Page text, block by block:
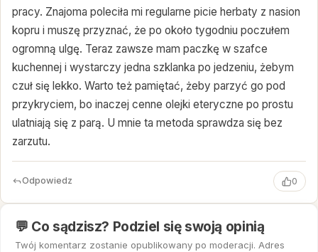
pracy. Znajoma poleciła mi regularne picie herbaty z nasion
kopru i muszę przyznać, że po około tygodniu poczułem
ogromną ulgę. Teraz zawsze mam paczkę w szafce
kuchennej i wystarczy jedna szklanka po jedzeniu, żebym
czuł się lekko. Warto też pamiętać, żeby parzyć go pod
przykryciem, bo inaczej cenne olejki eteryczne po prostu
ulatniają się z parą. U mnie ta metoda sprawdza się bez
zarzutu.
Odpowiedz 0
💬 Co sądzisz? Podziel się swoją opinią
Twój komentarz zostanie opublikowany po moderacji. Adres